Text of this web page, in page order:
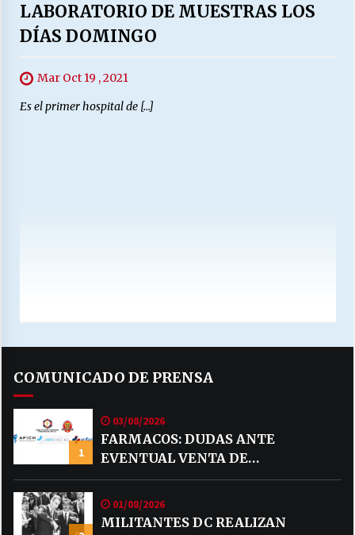
LABORATORIO DE MUESTRAS LOS
DÍAS DOMINGO
Mar Oct 19 , 2021
Es el primer hospital de […]
COMUNICADO DE PRENSA
1
03/08/2026
FARMACOS: DUDAS ANTE
EVENTUAL VENTA DE
MEDICAMENTOS POR MERCADO
LIBRE
01/08/2026
MILITANTES DC REALIZAN